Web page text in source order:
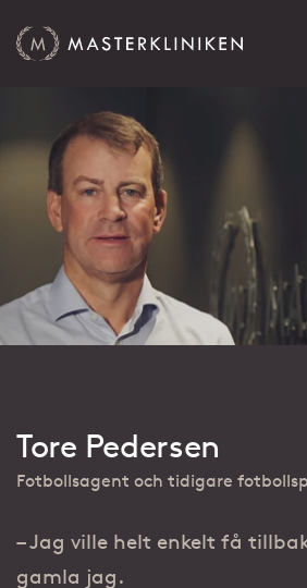
Tore Pedersen
Fotbollsagent och tidigare
– Jag ville helt enkelt få
gamla jag.